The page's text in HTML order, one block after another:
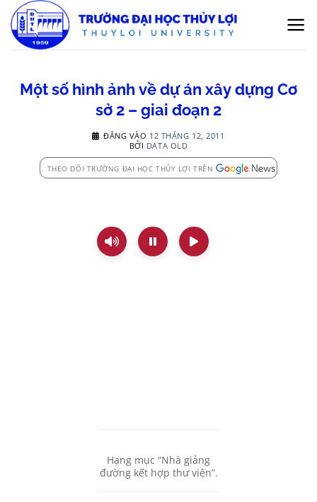
qua
nội
Một số hình ảnh về dự án xây dựng Cơ
sở 2 – giai đoạn 2
ĐĂNG VÀO 12 THÁNG 12, 2011
BỞI DATA OLD
THEO DÕI TRƯỜNG ĐẠI HỌC THỦY LỢI TRÊN
Hạng mục “Nhà giảng
đường kết hợp thư viện”.